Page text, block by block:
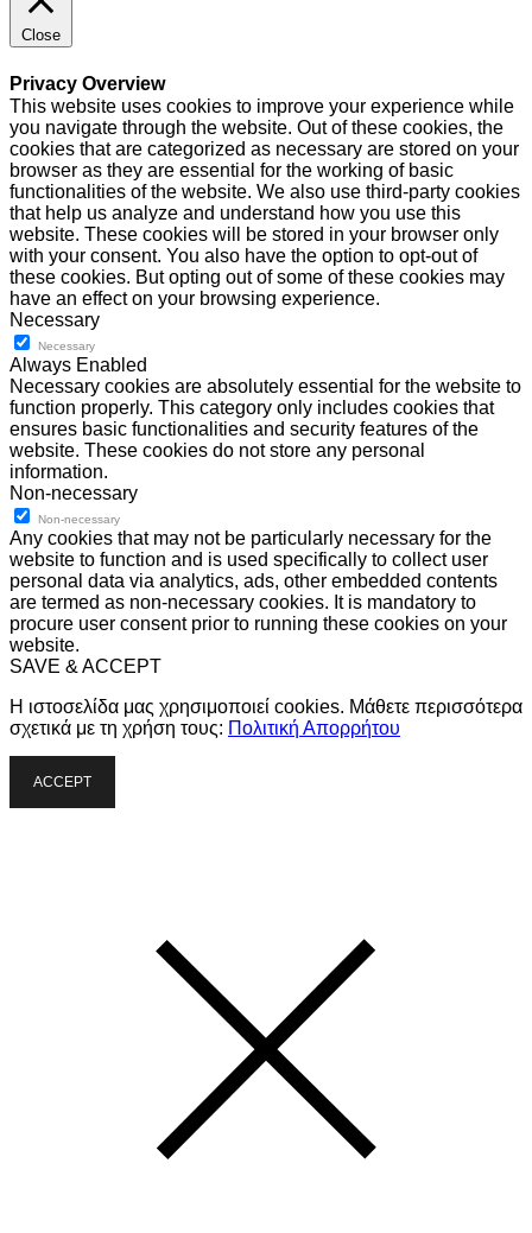
Close
Privacy Overview
This website uses cookies to improve your experience while
you navigate through the website. Out of these cookies, the
cookies that are categorized as necessary are stored on your
browser as they are essential for the working of basic
functionalities of the website. We also use third-party cookies
that help us analyze and understand how you use this
website. These cookies will be stored in your browser only
with your consent. You also have the option to opt-out of
these cookies. But opting out of some of these cookies may
have an effect on your browsing experience.
Necessary
Necessary
Always Enabled
Necessary cookies are absolutely essential for the website to
function properly. This category only includes cookies that
ensures basic functionalities and security features of the
website. These cookies do not store any personal
information.
Non-necessary
Non-necessary
Any cookies that may not be particularly necessary for the
website to function and is used specifically to collect user
personal data via analytics, ads, other embedded contents
are termed as non-necessary cookies. It is mandatory to
procure user consent prior to running these cookies on your
website.
SAVE & ACCEPT
Η ιστοσελίδα μας χρησιμοποιεί cookies. Μάθετε περισσότερα
σχετικά με τη χρήση τους: Πολιτική Απορρήτου
ACCEPT